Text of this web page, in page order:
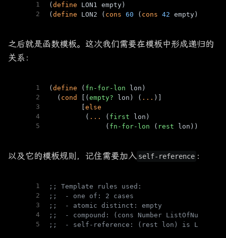
1
2
(define LON1 empty)
(define LON2 ( cons 60 ( cons 42 empty)))
之后就是函数模板。这次我们需要在模板中形成递归的
关系：
1
2
3
4
5
(define ( fn-for-lon lon)
  (
cond [(empty? lon) ( ... )]
        [
else
         (
... ( first lon)
              (
fn-for-lon ( rest lon)))]))
以及它的模板规则，记住需要加入 self-reference ：
1
2
3
4
5
;; Template rules used:
;;  - one of: 2 cases
;;  - atomic distinct: empty
;;  - compound: (cons Number ListOfNumber)
;;  - self-reference: (rest lon) is